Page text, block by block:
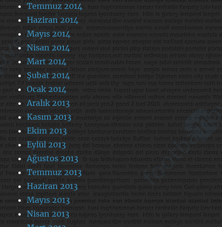
Temmuz 2014
Haziran 2014
Mayıs 2014
Nisan 2014
Mart 2014
Şubat 2014
Ocak 2014
Aralık 2013
Kasım 2013
Ekim 2013
Eylül 2013
Ağustos 2013
Temmuz 2013
Haziran 2013
Mayıs 2013
Nisan 2013